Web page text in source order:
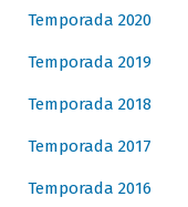
Temporada 2020
Temporada 2019
Temporada 2018
Temporada 2017
Temporada 2016